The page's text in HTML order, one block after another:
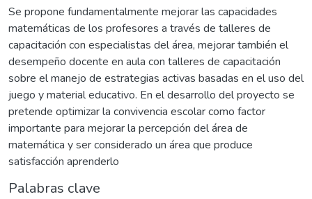
Se propone fundamentalmente mejorar las capacidades
matemáticas de los profesores a través de talleres de
capacitación con especialistas del área, mejorar también el
desempeño docente en aula con talleres de capacitación
sobre el manejo de estrategias activas basadas en el uso del
juego y material educativo. En el desarrollo del proyecto se
pretende optimizar la convivencia escolar como factor
importante para mejorar la percepción del área de
matemática y ser considerado un área que produce
satisfacción aprenderlo
Palabras clave